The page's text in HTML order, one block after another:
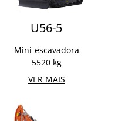
U56-5
Mini-escavadora
5520 kg
VER MAIS